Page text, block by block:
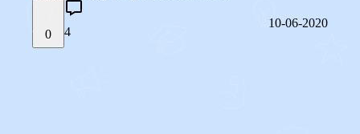
0 4
10-06-2020